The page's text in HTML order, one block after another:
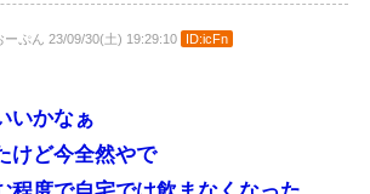
ーぷん 23/09/30(土) 19:29:10 ID:icFn
いかなぁ
けど今全然やで